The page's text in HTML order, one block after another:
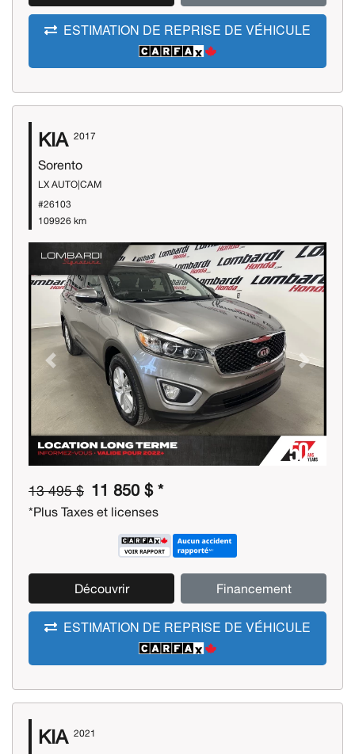
ESTIMATION DE REPRISE DE VÉHICULE
KIA 2017
Sorento
LX AUTO|CAM
#26103
109926 km
Previous Next
13 495 $ 11 850 $ *
*Plus Taxes et licenses
Découvrir Financement
ESTIMATION DE REPRISE DE VÉHICULE
KIA 2021